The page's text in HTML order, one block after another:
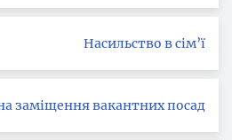
Насильство в сім’ї
заміщення вакантних посад